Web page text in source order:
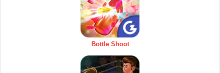
Bottle Shoot